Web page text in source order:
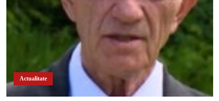
Actualitate